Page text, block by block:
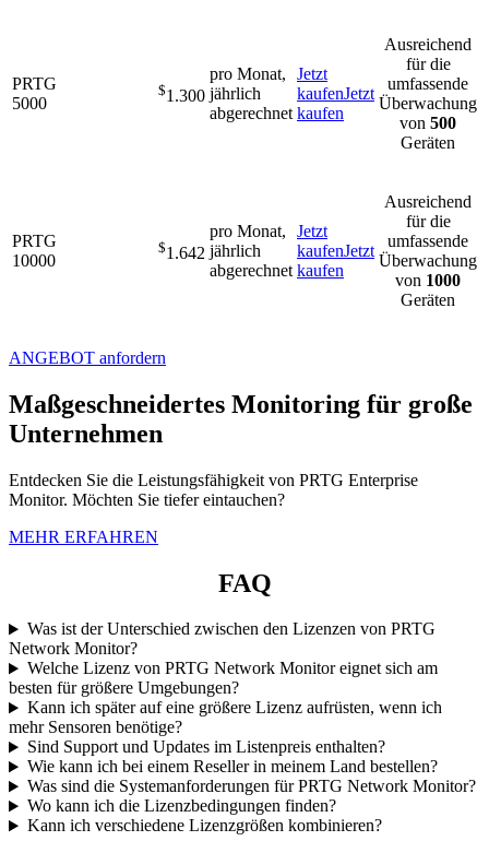
PRTG
5000
$1.300
pro Monat,
jährlich
abgerechnet
Jetzt
kaufenJetzt
kaufen
Ausreichend
für die
umfassende
Überwachung
von 500
Geräten
PRTG
10000
$1.642
pro Monat,
jährlich
abgerechnet
Jetzt
kaufenJetzt
kaufen
Ausreichend
für die
umfassende
Überwachung
von 1000
Geräten
ANGEBOT anfordern
Maßgeschneidertes Monitoring für große
Unternehmen
Entdecken Sie die Leistungsfähigkeit von PRTG Enterprise
Monitor. Möchten Sie tiefer eintauchen?
MEHR ERFAHREN
FAQ
Was ist der Unterschied zwischen den Lizenzen von PRTG
Network Monitor?
Welche Lizenz von PRTG Network Monitor eignet sich am
besten für größere Umgebungen?
Kann ich später auf eine größere Lizenz aufrüsten, wenn ich
mehr Sensoren benötige?
Sind Support und Updates im Listenpreis enthalten?
Wie kann ich bei einem Reseller in meinem Land bestellen?
Was sind die Systemanforderungen für PRTG Network Monitor?
Wo kann ich die Lizenzbedingungen finden?
Kann ich verschiedene Lizenzgrößen kombinieren?